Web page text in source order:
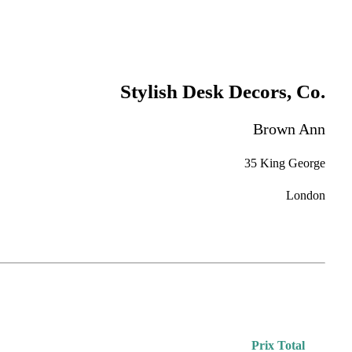
Stylish Desk Decors, Co.
Brown Ann
35 King George
London
Prix Total